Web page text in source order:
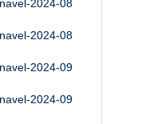
2024-08
2024-08
2024-09
2024-09